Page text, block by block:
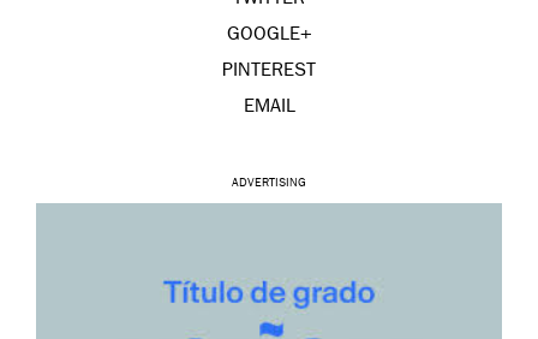
GOOGLE+
PINTEREST
EMAIL
ADVERTISING